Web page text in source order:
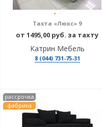
Тахта «Люкс» 9
от 1495,00 руб. за тахту
Катрин Мебель
8 (044) 731-75-31
рассрочка
фабрика